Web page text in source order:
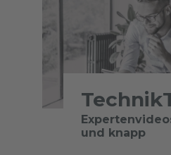
und knapp